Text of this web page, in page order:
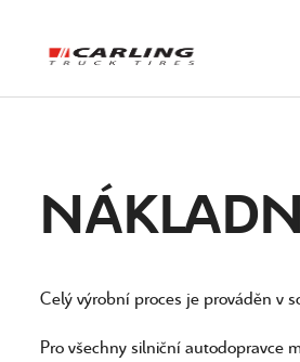
Celý výrobní proces je prováděn
Pro všechny silniční autodopravce